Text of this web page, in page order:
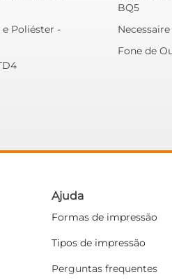
Poliéster -
BQ5
Fone de
Ajuda
Formas de impressão
Tipos de impressão
Perguntas frequentes